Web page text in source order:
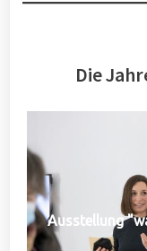
Die
Ausstellung